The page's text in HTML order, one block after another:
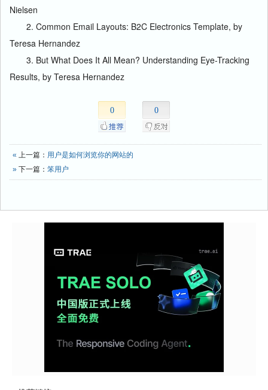
Nielsen
2. Common Email Layouts: B2C Electronics Template, by
Teresa Hernandez
3. But What Does It All Mean? Understanding Eye-Tracking
Results, by Teresa Hernandez
0 0
« 上一篇： 用户是如何浏览你的网站的
» 下一篇： 笨用户